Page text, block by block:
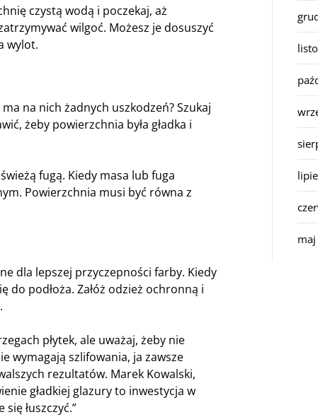
czystą wodą i poczekaj, aż
wilgoć. Możesz je dosuszyć
wylot.
na nich żadnych uszkodzeń? Szukaj
żeby powierzchnia była gładka i
fugą. Kiedy masa lub fuga
Powierzchnia musi być równa z
dla lepszej przyczepności farby. Kiedy
do podłoża. Załóż odzież ochronną i
płytek, ale uważaj, żeby nie
wymagają szlifowania, ja zawsze
rezultatów. Marek Kowalski,
gładkiej glazury to inwestycja w
łuszczyć.”